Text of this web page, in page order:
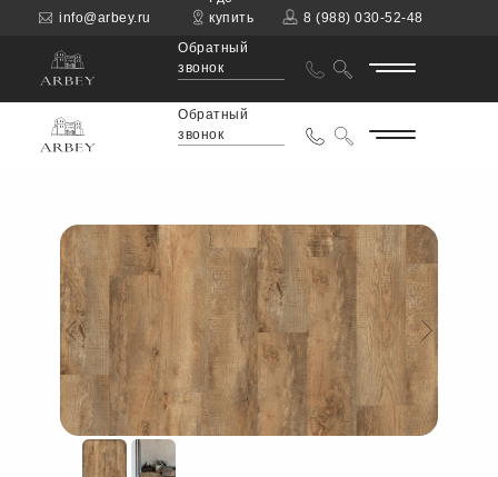
купить
8 (988) 030-52-48
info@arbey.ru
Обратный
звонок
Обратный
звонок